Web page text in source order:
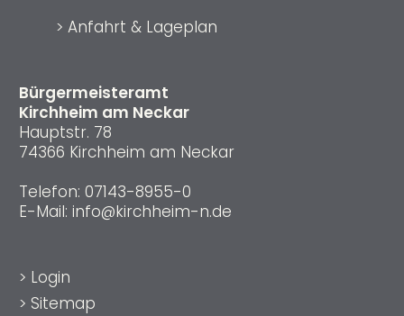
Bürgermeisteramt
Kirchheim am Neckar
Hauptstr. 78
74366 Kirchheim am Neckar
Telefon: 07143-8955-0
E-Mail: info@kirchheim-n.de
> Anfahrt & Lageplan
> Login
> Sitemap